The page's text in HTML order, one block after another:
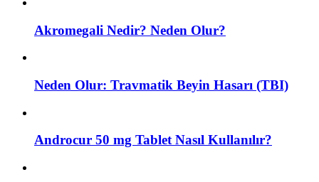
Akromegali Nedir? Neden Olur?
Neden Olur: Travmatik Beyin Hasarı (TBI)
Androcur 50 mg Tablet Nasıl Kullanılır?